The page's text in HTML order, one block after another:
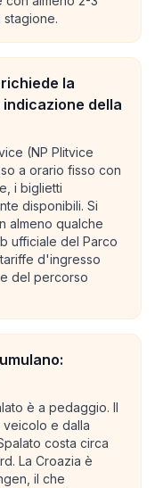
la
della
(NP Plitvice
a orario fisso con
i biglietti
disponibili. Si
almeno qualche
ufficiale del Parco
d'ingresso
del percorso
è a pedaggio. Il
e dalla
costa circa
La Croazia è
il che